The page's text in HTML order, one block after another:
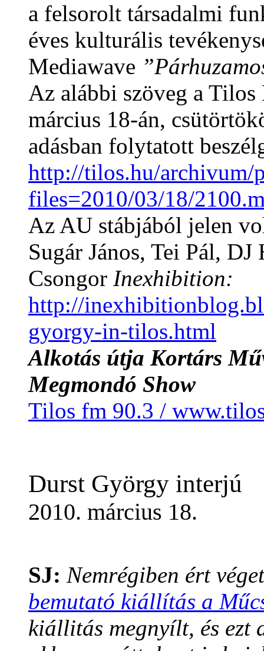
a felsorolt társadalmi
éves kulturális
Mediawave
Az alábbi szöveg a
március 18-án,
adásban folytatott
http://tilos.hu/archivum/
files=2010/03/18/
Az AU stábjából jelen
Sugár János, Tei Pál,
Csongor Inexhibition:
http://
gyorgy-in-tilos.html
Alkotás útja Kortárs
Megmondó Show
Tilos fm 90.3 /
Durst György interjú
2010. március 18.
SJ: Nemrégiben ért
bemutató kiállítás a
kiállitás megnyílt, és ezt